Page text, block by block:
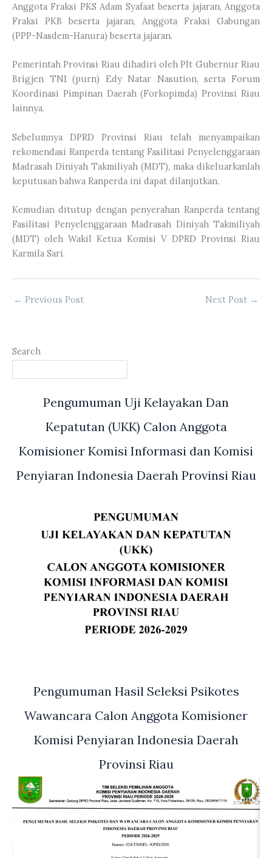
Anggota Fraksi PKS Adam Syafaat beserta jajaran, Anggota
Fraksi PKB beserta jajaran, Anggota Fraksi Gabungan
(PPP-Nasdem-Hanura) beserta jajaran.
Pemerintah Provinsi Riau dihadiri oleh Plt Gubernur Riau
Brigjen TNI (purn) Edy Natar Nasution, serta Forum
Koordinasi Pimpinan Daerah (Forkopimda) Provinsi Riau
lainnya.
Sebelumnya DPRD Provinsi Riau telah menyampaikan
rekomendasi Ranperda tentang Fasilitasi Penyelenggaraan
Madrasah Diniyah Takmiliyah (MDT), maka dikeluarkanlah
keputusan bahwa Ranperda ini dapat dilanjutkan.
Kemudian ditutup dengan penyerahan Ranperda tentang
Fasilitasi Penyelenggaraan Madrasah Diniyah Takmiliyah
(MDT) oleh Wakil Ketua Komisi V DPRD Provinsi Riau
Karmila Sari.
← Previous Post Next Post →
Search
Pengumuman Uji Kelayakan Dan
Kepatutan (UKK) Calon Anggota
Komisioner Komisi Informasi dan Komisi
Penyiaran Indonesia Daerah Provinsi Riau
Pengumuman Hasil Seleksi Psikotes
Wawancara Calon Anggota Komisioner
Komisi Penyiaran Indonesia Daerah
Provinsi Riau